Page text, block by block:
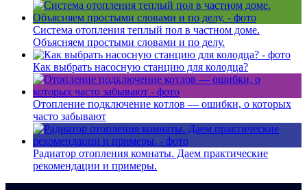
Система отопления теплый пол в частном доме.
Объясняем простыми словами и по делу.
Как выбрать насосную станцию для колодца?
Отопление подключение котлов — ошибки, о которых
часто забывают
Радиатор отопления комнаты. Даем практические
рекомендации и примеры.